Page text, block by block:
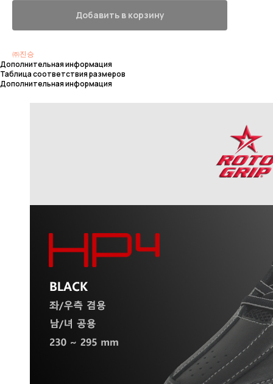
Добавить в корзину
㈜진승
Дополнительная информация
Таблица соответствия размеров
Дополнительная информация